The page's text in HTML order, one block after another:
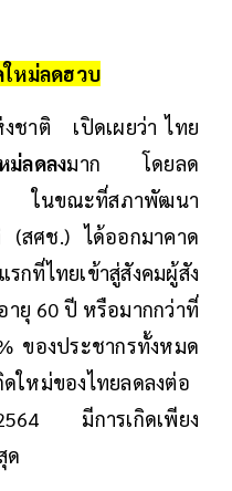
หม่ลดฮวบ
ชาติ เปิดเผยว่า ไทย
ม่ลดลงมาก โดยลด
ในขณะที่สภาพัฒนา
(สศช.) ได้ออกมาคาด
ที่ไทยเข้าสู่สังคมผู้สัง
ยุ 60 ปี หรือมากกว่าที่
ของประชากรทั้งหมด
ใหม่ของไทยลดลงต่อ
มีการเกิดเพียง
ด